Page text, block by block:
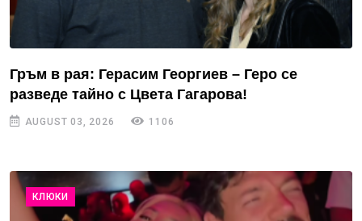
Гръм в рая: Герасим Георгиев – Геро се
разведе тайно с Цвета Гагарова!
AUGUST 03, 2026 1106
КЛЮКИ